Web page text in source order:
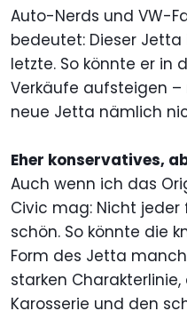
Auto-Nerds und VW-
bedeutet: Dieser
letzte. So könnte er in
Verkäufe aufsteigen
neue Jetta nämlich
Eher konservatives,
Auch wenn ich das
Civic mag: Nicht
schön. So könnte die
Form des Jetta
starken
Karosserie und den